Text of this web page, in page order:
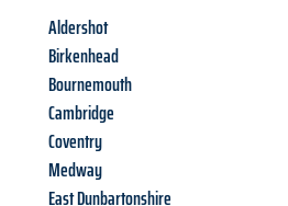
Aldershot
Birkenhead
Bournemouth
Cambridge
Coventry
Medway
East Dunbartonshire